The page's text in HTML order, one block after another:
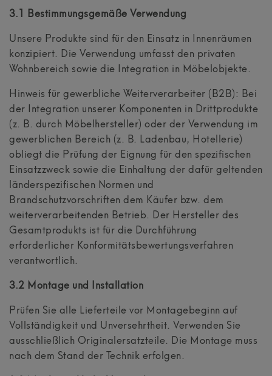
3.1 Bestimmungsgemäße Verwendung
Unsere Produkte sind für den Einsatz in Innenräumen
konzipiert. Die Verwendung umfasst den privaten
Wohnbereich sowie die Integration in Möbelobjekte.
Hinweis für gewerbliche Weiterverarbeiter (B2B): Bei
der Integration unserer Komponenten in Drittprodukte
(z. B. durch Möbelhersteller) oder der Verwendung im
gewerblichen Bereich (z. B. Ladenbau, Hotellerie)
obliegt die Prüfung der Eignung für den spezifischen
Einsatzzweck sowie die Einhaltung der dafür geltenden
länderspezifischen Normen und
Brandschutzvorschriften dem Käufer bzw. dem
weiterverarbeitenden Betrieb. Der Hersteller des
Gesamtprodukts ist für die Durchführung
erforderlicher Konformitätsbewertungsverfahren
verantwortlich.
3.2 Montage und Installation
Prüfen Sie alle Lieferteile vor Montagebeginn auf
Vollständigkeit und Unversehrtheit. Verwenden Sie
ausschließlich Originalersatzteile. Die Montage muss
nach dem Stand der Technik erfolgen.